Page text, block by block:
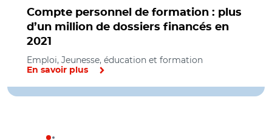
Compte personnel de formation : plus
d’un million de dossiers financés en
2021
Emploi, Jeunesse, éducation et formation
En savoir plus